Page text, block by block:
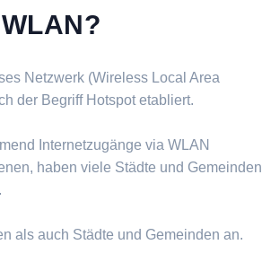
Netzwerk (Wireless Local Area
der Begriff Hotspot etabliert.
Internetzugänge via WLAN
haben viele Städte und Gemeinden
als auch Städte und Gemeinden an.